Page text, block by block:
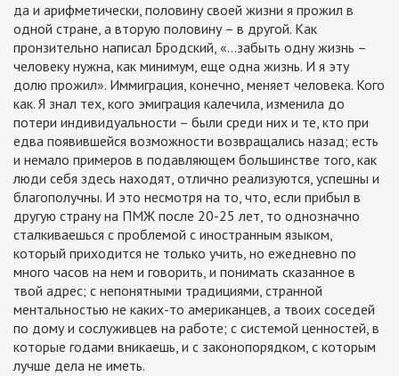
да и арифметически, половину своей жизни я прожил в
одной стране, а вторую половину – в другой. Как
пронзительно написал Бродский, «…забыть одну жизнь –
человеку нужна, как минимум, еще одна жизнь. И я эту
долю прожил». Иммиграция, конечно, меняет человека. Кого
как. Я знал тех, кого эмиграция калечила, изменила до
потери индивидуальности – были среди них и те, кто при
едва появившейся возможности возвращались назад; есть
и немало примеров в подавляющем большинстве того, как
люди себя здесь находят, отлично реализуются, успешны и
благополучны. И это несмотря на то, что, если прибыл в
другую страну на ПМЖ после 20-25 лет, то однозначно
сталкиваешься с проблемой с иностранным языком,
который приходится не только учить, но ежедневно по
много часов на нем и говорить, и понимать сказанное в
твой адрес; с непонятными традициями, странной
ментальностью не каких-то американцев, а твоих соседей
по дому и сослуживцев на работе; с системой ценностей, в
которые годами вникаешь, и с законопорядком, с которым
лучше дела не иметь.